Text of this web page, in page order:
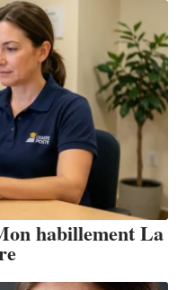
habillement La